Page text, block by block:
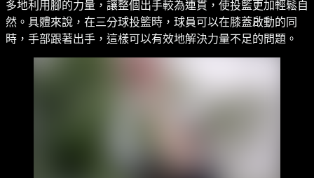
多地利用腳的力量，讓整個出手較為連貫，使投籃更加輕鬆自
然。具體來說，在三分球投籃時，球員可以在膝蓋啟動的同
時，手部跟著出手，這樣可以有效地解決力量不足的問題。